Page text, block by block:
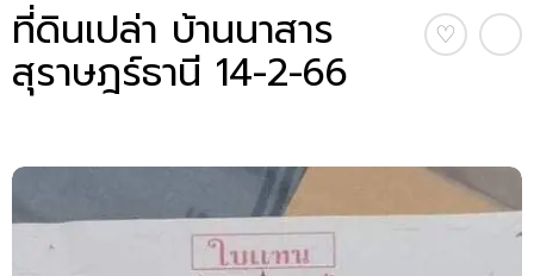
ที่ดินเปล่า บ้านนาสาร
สุราษฎร์ธานี 14-2-66
♡